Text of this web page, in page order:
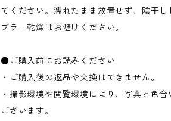
てください。濡れたまま放置せず、陰干
ブラー乾燥はお避けください。
●ご購入前にお読みください
・ご購入後の返品や交換はできません。
・撮影環境や閲覧環境により、写真と色
ございます。